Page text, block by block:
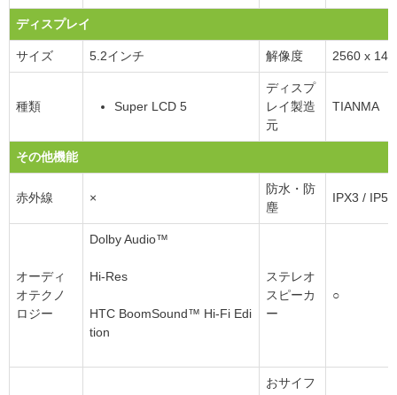
ディスプレイ
サイズ 5.2インチ 解像度 2560 x
種類 Super LCD 5
ディスプ
レイ製造
元
TIANMA
その他機能
赤外線 ×
防水・防
塵
IPX3 / IP5X
オーディ
オテクノ
ロジー
Dolby Audio™
Hi-Res
HTC BoomSound™ Hi-Fi Edi
tion
ステレオ
スピーカ
ー
○
おサイフ